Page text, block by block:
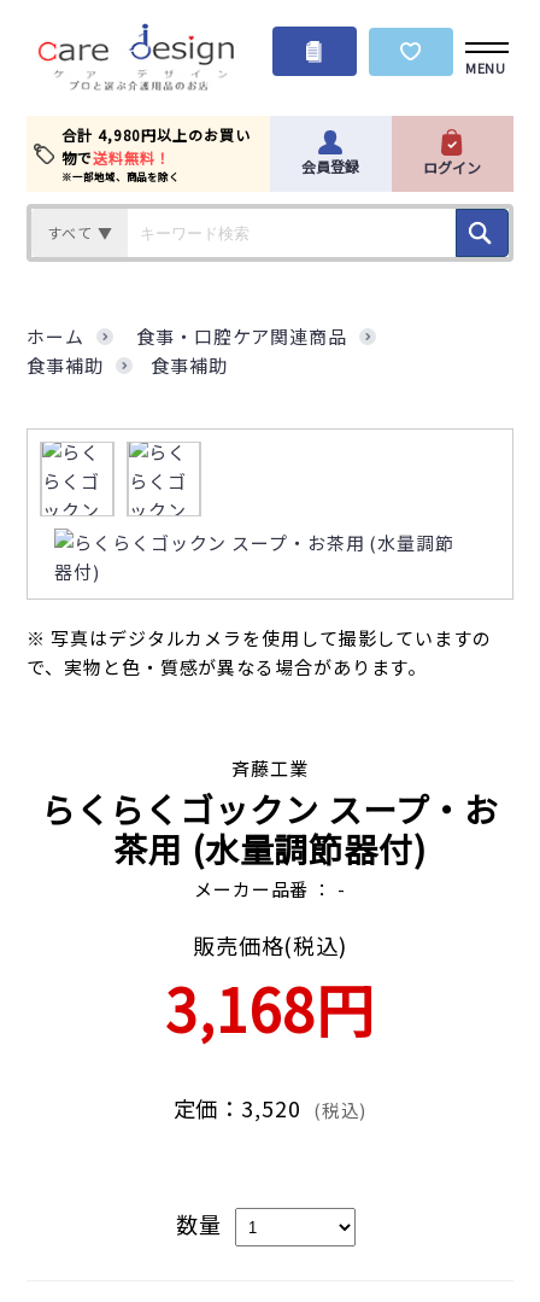
MENU
合計 4,980円以上のお買い
物で送料無料！
※一部地域、商品を除く 会員登録 ログイン
すべて ▼
ホーム
食事・口腔ケア関連商品
食事補助
食事補助
※ 写真はデジタルカメラを使用して撮影していますの
で、実物と色・質感が異なる場合があります。
斉藤工業
らくらくゴックン スープ・お
茶用 (水量調節器付)
メーカー品番 ： -
販売価格(税込)
3,168円
定価：3,520 (税込)
数量